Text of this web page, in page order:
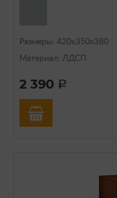
Размеры: 420х350х380
Материал: ЛДСП
2 390 a